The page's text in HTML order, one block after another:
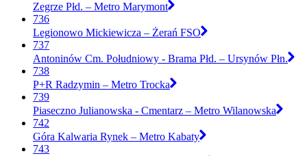
Zegrze Płd. – Metro Marymont
736
Legionowo Mickiewicza – Żerań FSO
737
Antoninów Cm. Południowy - Brama Płd. – Ursynów Płn.
738
P+R Radzymin – Metro Trocka
739
Piaseczno Julianowska - Cmentarz – Metro Wilanowska
742
Góra Kalwaria Rynek – Metro Kabaty
743